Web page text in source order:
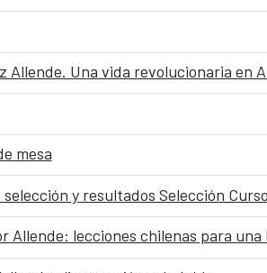
Allende. Una vida revolucionaria en
mesa
y resultados Selección
Allende: lecciones chilenas para una